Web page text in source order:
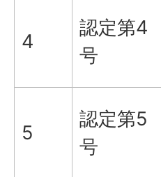
4
認定第4
号
5
認定第5
号